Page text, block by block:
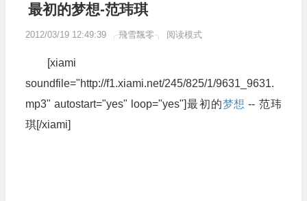
最初的梦想-范玮琪
2012/03/19 12:49:39 ╭飛雪飄零╮ 阅读模式
[xiami
soundfile="http://f1.xiami.net/245/825/1/9631_9631.
mp3" autostart="yes" loop="yes"]最初的梦想 -- 范玮
琪[/xiami]